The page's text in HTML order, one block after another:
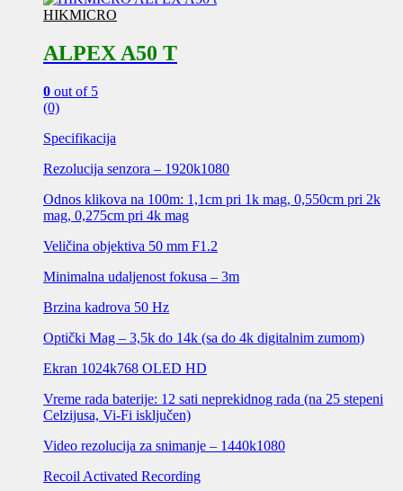
HIKMICRO
ALPEX A50 T
0 out of 5
(0)
Specifikacija
Rezolucija senzora – 1920k1080
Odnos klikova na 100m: 1,1cm pri 1k mag, 0,550cm pri 2k
mag, 0,275cm pri 4k mag
Veličina objektiva 50 mm F1.2
Minimalna udaljenost fokusa – 3m
Brzina kadrova 50 Hz
Optički Mag – 3,5k do 14k (sa do 4k digitalnim zumom)
Ekran 1024k768 OLED HD
Vreme rada baterije: 12 sati neprekidnog rada (na 25 stepeni
Celzijusa, Vi-Fi isključen)
Video rezolucija za snimanje – 1440k1080
Recoil Activated Recording